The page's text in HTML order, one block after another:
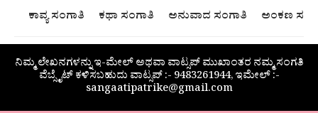
ಕಾವ್ಯ ಸಂಗಾತಿ ಕಥಾ ಸಂಗಾತಿ ಅನುವಾದ ಸಂಗಾತಿ ಅಂಕಣ
ನಿಮ್ಮ ಲೇಖನಗಳನ್ನು ಇ-ಮೇಲ್ ಅಥವಾ ವಾಟ್ಸಪ್ ಮುಖಾಂತರ ನಮ್ಮ ಸಂಗತಿ
ವೆಬ್ಸೈಟ್ ಕಳಿಸಬಹುದು ವಾಟ್ಸಪ್‌ :- 9483261944, ಇಮೇಲ್ :-
sangaatipatrike@gmail.com